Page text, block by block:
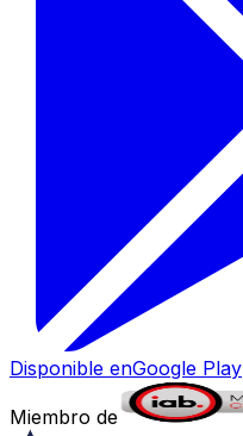
Disponible enGoogle Play
Miembro de